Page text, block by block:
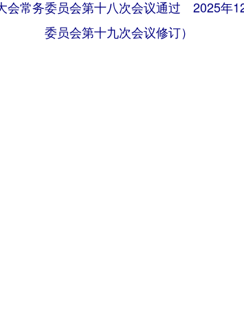
会常务委员会第十八次会议通过 2025年
委员会第十九次会议修订）